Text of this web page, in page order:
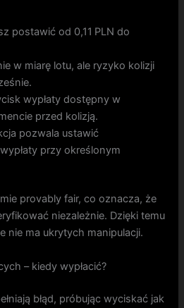
postawić od 0,11 PLN do
w miarę lotu, ale ryzyko kolizji
wypłaty dostępny w
przed kolizją.
pozwala ustawić
przy określonym
provably fair, co oznacza, że
niezależnie. Dzięki temu
nie ma ukrytych manipulacji.
– kiedy wypłacić?
błąd, próbując wyciskać jak